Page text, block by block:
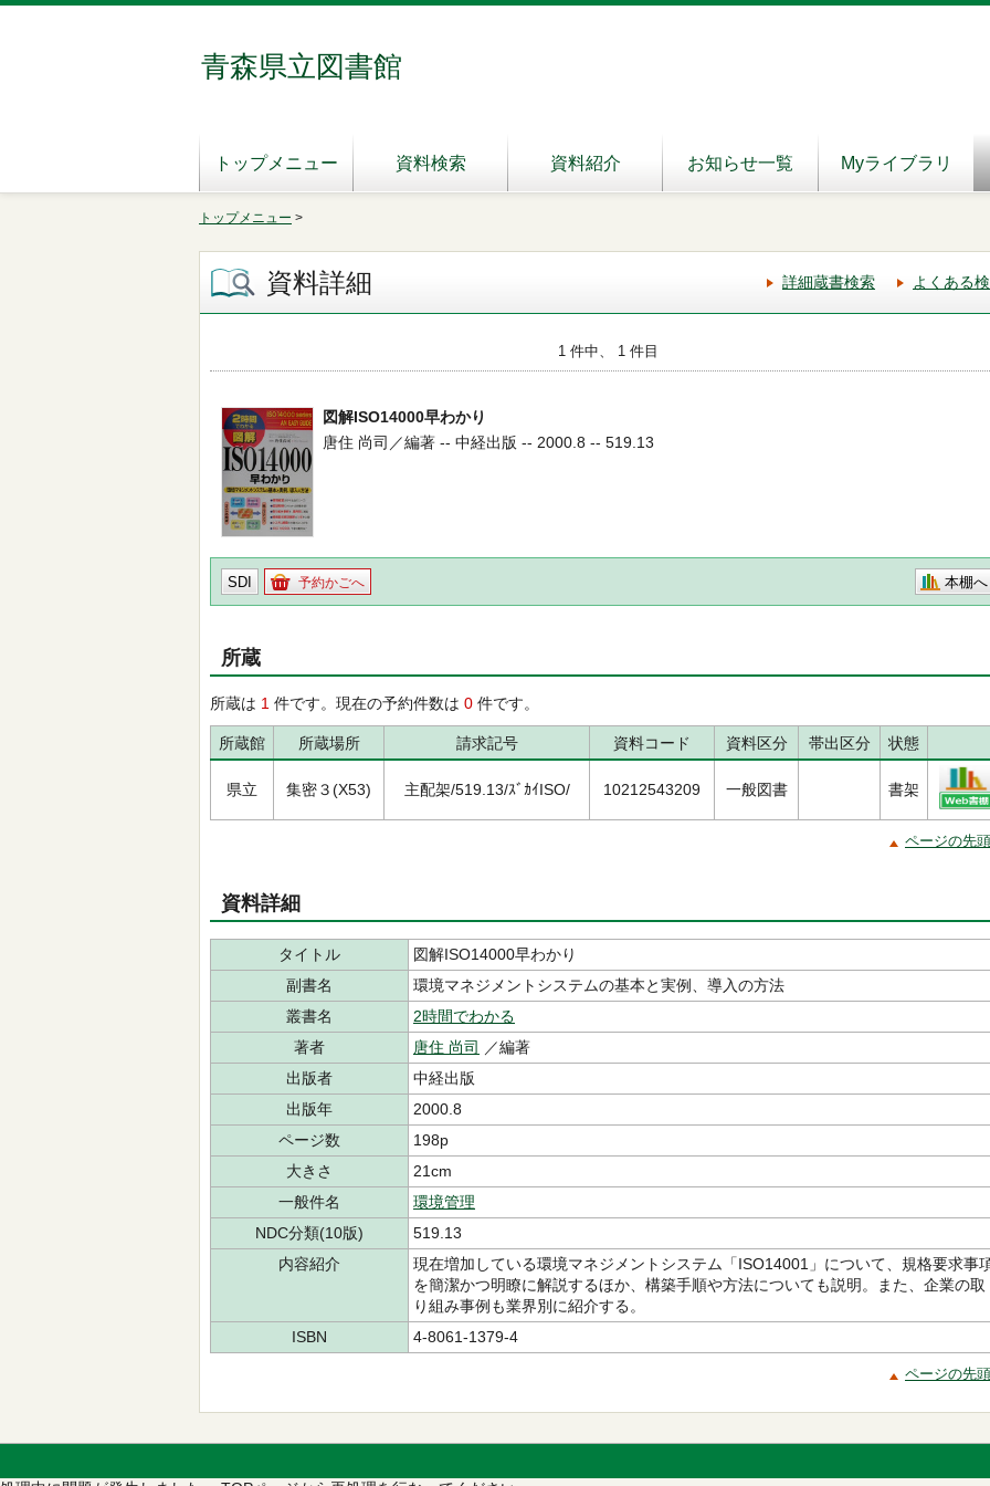
青森県立図書館
トップメニュー 資料検索 資料紹介 お知らせ一覧 Myライブラリ
トップメニュー >
資料詳細 詳細蔵書検索 よくある
1 件中、 1 件目
図解ISO14000早わかり
唐住 尚司／編著 -- 中経出版 -- 2000.8 -- 519.13
SDI 予約かごへ 本棚へ
所蔵
所蔵は 1 件です。現在の予約件数は 0 件です。
所蔵館 所蔵場所 請求記号 資料コード 資料区分 帯出区分 状態
県立 集密３(X53) 主配架/519.13/ｽﾞｶｲISO/ 10212543209 一般図書 書架
ページの先
資料詳細
タイトル
図解ISO14000早わかり
副書名
環境マネジメントシステムの基本と実例、導入の方法
叢書名
2時間でわかる
著者
唐住 尚司
／編著
出版者
中経出版
出版年
2000.8
ページ数
198p
大きさ
21cm
一般件名
環境管理
NDC分類(10版)
519.13
内容紹介
現在増加している環境マネジメントシステム「ISO14001」について、規格要求事
を簡潔かつ明瞭に解説するほか、構築手順や方法についても説明。また、企業の取
り組み事例も業界別に紹介する。
ISBN
4-8061-1379-4
ページの先